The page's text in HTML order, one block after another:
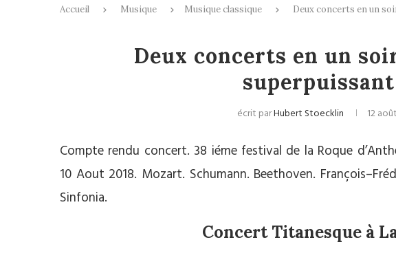
Accueil Musique Musique classique Deux concerts en un
Deux concerts en un
écrit parHubert Stoecklin 12
Compte rendu concert. 38 iéme festival de la Roque
10 Aout 2018. Mozart. Schumann. Beethoven.
Sinfonia.
Concert Titanesque à